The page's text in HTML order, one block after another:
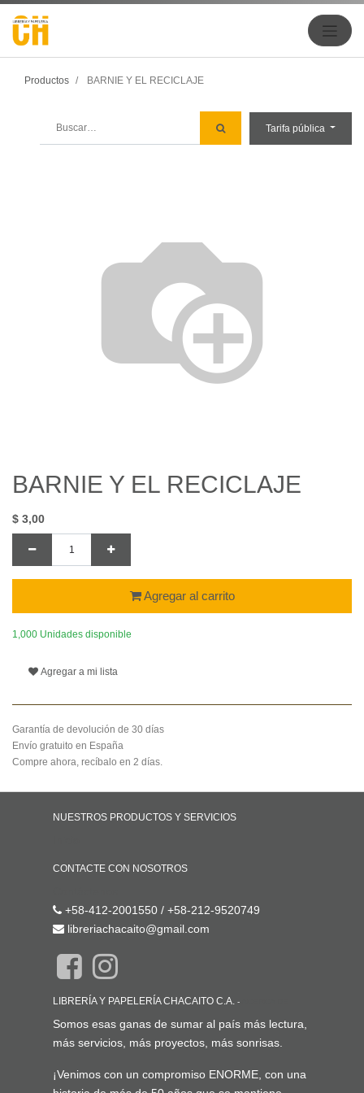
Productos BARNIE Y EL RECICLAJE
Tarifa pública
BARNIE Y EL RECICLAJE
$ 3,00
Agregar al carrito
1,000 Unidades disponible
Agregar a mi lista
Garantía de devolución de 30 días
Envío gratuito en España
Compre ahora, recíbalo en 2 días.
NUESTROS PRODUCTOS Y SERVICIOS
CONTACTE CON NOSOTROS
+58-412-2001550 / +58-212-9520749
libreriachacaito@gmail.com
LIBRERÍA Y PAPELERÍA CHACAITO C.A. -
Somos esas ganas de sumar al país más lectura,
más servicios, más proyectos, más sonrisas.
¡Venimos con un compromiso ENORME, con una